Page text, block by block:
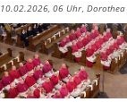
10.02.2026, 06 Uhr